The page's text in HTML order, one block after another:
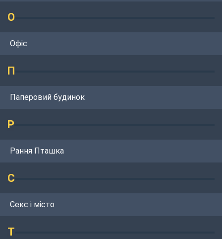
О
Офіс
П
Паперовий будинок
Р
Рання Пташка
С
Секс і місто
Т